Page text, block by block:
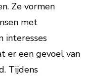
Ze vormen
met
interesses
er een gevoel van
Tijdens